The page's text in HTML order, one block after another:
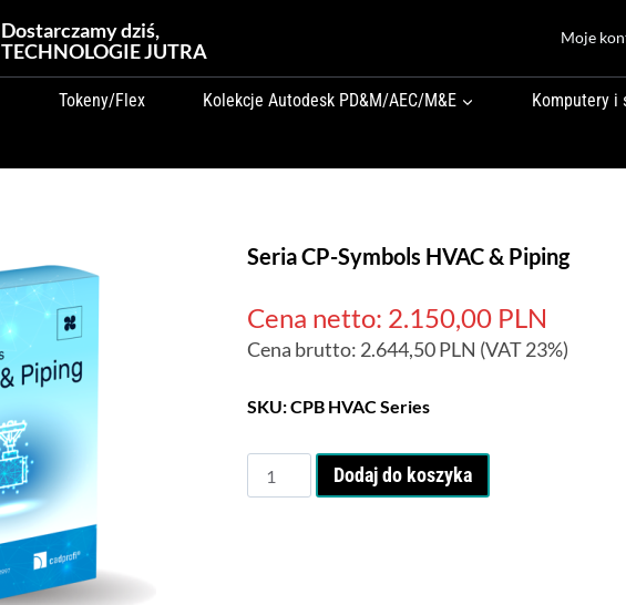
Dostarczamy dziś,
TECHNOLOGIE JUTRA
Moje
Tokeny/Flex Kolekcje Autodesk PD&M/AEC/M&E Komputery i
Seria CP-Symbols HVAC & Piping
Cena netto: 2.150,00 PLN
Cena brutto: 2.644,50PLN (VAT 23%)
SKU:CPB HVAC Series
Seria
Dodaj do koszyka